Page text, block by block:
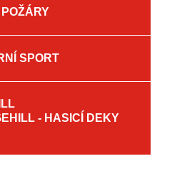
SPORT
- HASICÍ DEKY